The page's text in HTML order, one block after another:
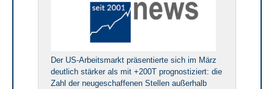
Der US-Arbeitsmarkt präsentierte sich im März
deutlich stärker als mit +200T prognostiziert: die
Zahl der neugeschaffenen Stellen außerhalb